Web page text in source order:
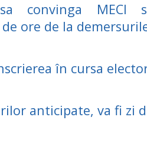
convinga MECI
ore de la
în cursa
anticipate, va fi zi